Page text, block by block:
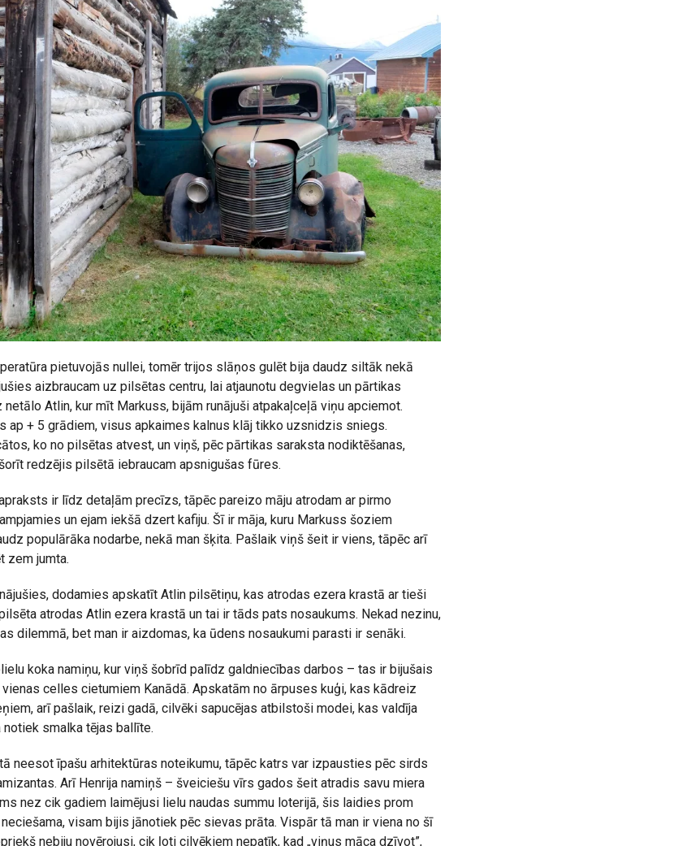
pietuvojās nullei, tomēr trijos slāņos gulēt bija daudz siltāk nekā
aizbraucam uz pilsētas centru, lai atjaunotu degvielas un pārtikas
Atlin, kur mīt Markuss, bijām runājuši atpakaļceļā viņu apciemot.
ap + 5 grādiem, visus apkaimes kalnus klāj tikko uzsnidzis sniegs.
ko no pilsētas atvest, un viņš, pēc pārtikas saraksta nodiktēšanas,
redzējis pilsētā iebraucam apsnigušas fūres.
ir līdz detaļām precīzs, tāpēc pareizo māju atrodam ar pirmo
un ejam iekšā dzert kafiju. Šī ir māja, kuru Markuss šoziem
populārāka nodarbe, nekā man šķita. Pašlaik viņš šeit ir viens, tāpēc arī
zem jumta.
dodamies apskatīt Atlin pilsētiņu, kas atrodas ezera krastā ar tieši
atrodas Atlin ezera krastā un tai ir tāds pats nosaukums. Nekad nezinu,
dilemmā, bet man ir aizdomas, ka ūdens nosaukumi parasti ir senāki.
koka namiņu, kur viņš šobrīd palīdz galdniecības darbos – tas ir bijušais
celles cietumiem Kanādā. Apskatām no ārpuses kuģi, kas kādreiz
arī pašlaik, reizi gadā, cilvēki sapucējas atbilstoši modei, kas valdīja
smalka tējas ballīte.
neesot īpašu arhitektūras noteikumu, tāpēc katrs var izpausties pēc sirds
Arī Henrija namiņš – šveiciešu vīrs gados šeit atradis savu miera
nez cik gadiem laimējusi lielu naudas summu loterijā, šis laidies prom
visam bijis jānotiek pēc sievas prāta. Vispār tā man ir viena no šī
nebiju novērojusi, cik ļoti cilvēkiem nepatīk, kad „viņus māca dzīvot”,